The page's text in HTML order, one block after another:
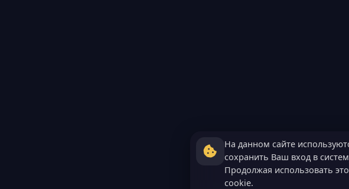
На данном сайте
сохранить Ваш вход в
Продолжая использовать
cookie.